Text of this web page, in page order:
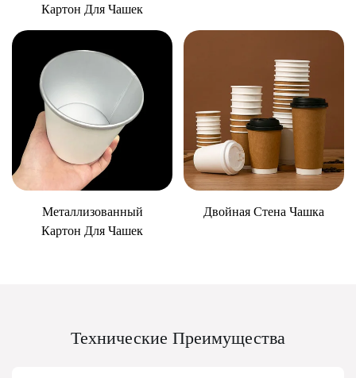
Картон Для Чашек
Металлизованный
Картон Для Чашек
Двойная Стена Чашка
Технические Преимущества